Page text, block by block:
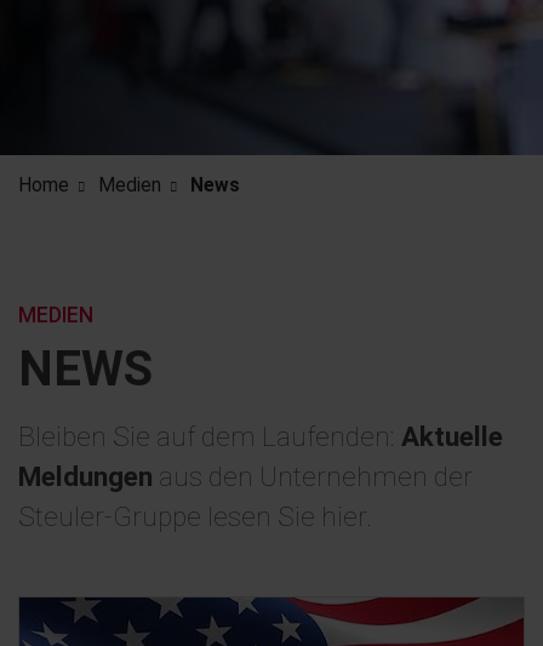
Home Medien News
NEWS
MEDIEN
Bleiben Sie auf dem Laufenden: Aktuelle
Meldungen aus den Unternehmen der
Steuler-Gruppe lesen Sie hier.